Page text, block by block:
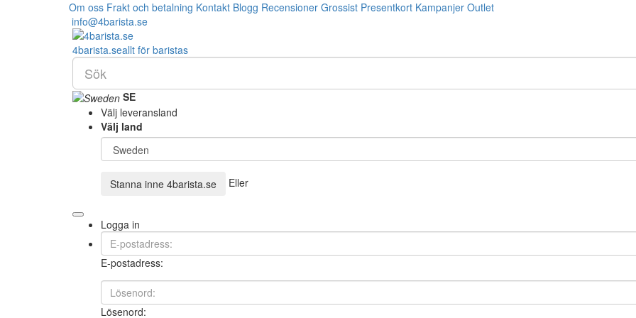
Om oss Frakt och betalning Kontakt Blogg Recensioner Grossist Presentkort Kampanjer Outlet
info@4barista.se
4barista.seallt för baristas
SE
Välj leveransland
Välj land
Stanna inne 4barista.se Eller
Logga in
E-postadress:
Lösenord: